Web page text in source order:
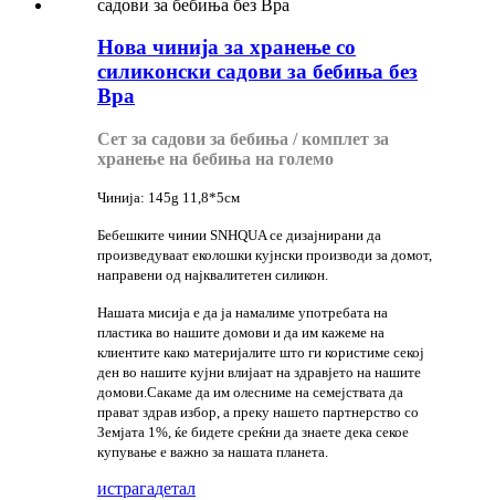
Нова чинија за хранење со
силиконски садови за бебиња без
Bpa
Сет за садови за бебиња / комплет за
хранење на бебиња на големо
Чинија: 145g 11,8*5см
Бебешките чинии SNHQUA се дизајнирани да
произведуваат еколошки кујнски производи за домот,
направени од најквалитетен силикон.
Нашата мисија е да ја намалиме употребата на
пластика во нашите домови и да им кажеме на
клиентите како материјалите што ги користиме секој
ден во нашите кујни влијаат на здравјето на нашите
домови.Сакаме да им олесниме на семејствата да
прават здрав избор, а преку нашето партнерство со
Земјата 1%, ќе бидете среќни да знаете дека секое
купување е важно за нашата планета.
истрагадетал